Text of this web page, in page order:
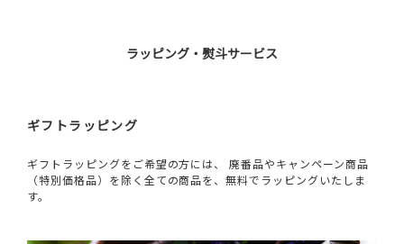
ラッピング・熨斗サービス
ギフトラッピング
ギフトラッピングをご希望の方には、 廃番品やキャンペーン商品
（特別価格品）を除く全ての商品を、無料でラッピングいたしま
す。